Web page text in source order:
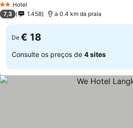
2 Estrelas
Hotel
7,3 1.458 a 0.4 km da praia
De € 18
Consulte os preços de 4 sites